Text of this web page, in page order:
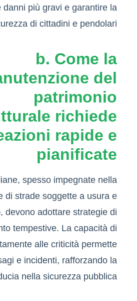
danni più gravi e garantire la
di cittadini e pendolari.
b. Come la
del
patrimonio
richiede
rapide e
pianificate
spesso impegnate nella
di strade soggette a usura e
devono adottare strategie di
tempestive. La capacità di
alle criticità permette
e incidenti, rafforzando la
nella sicurezza pubblica.